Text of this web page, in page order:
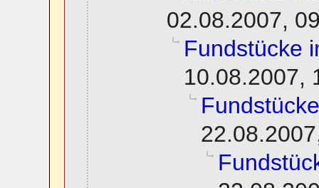
02.08.2007,
Fundstücke
10.08.2007,